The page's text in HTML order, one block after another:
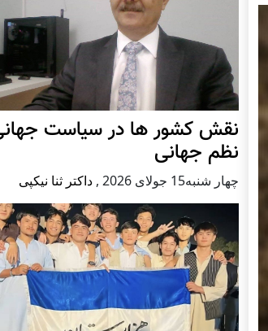
نقش کشور ها در سیاست
نظم جهانی
چهار شنبه15 جولای 2026 , داکتر ثنا نیکپی